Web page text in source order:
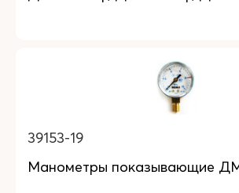
39153-19
Манометры показывающие